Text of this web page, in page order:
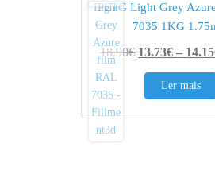
PETG Light Grey
7035 1KG
18.90€ 13.73€ – 14.15
Ler mais